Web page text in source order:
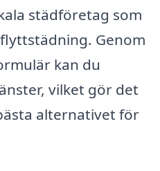
städföretag som
Genom
kan du
vilket gör det
alternativet för